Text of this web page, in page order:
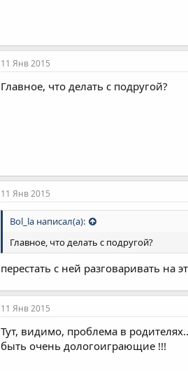
11 Янв 2015
Главное, что делать с подругой?
11 Янв 2015
Bol_la написал(а):
Главное, что делать с подругой?
перестать с ней разговаривать на
11 Янв 2015
Тут, видимо, проблема в
быть очень дологоиграющие !!!